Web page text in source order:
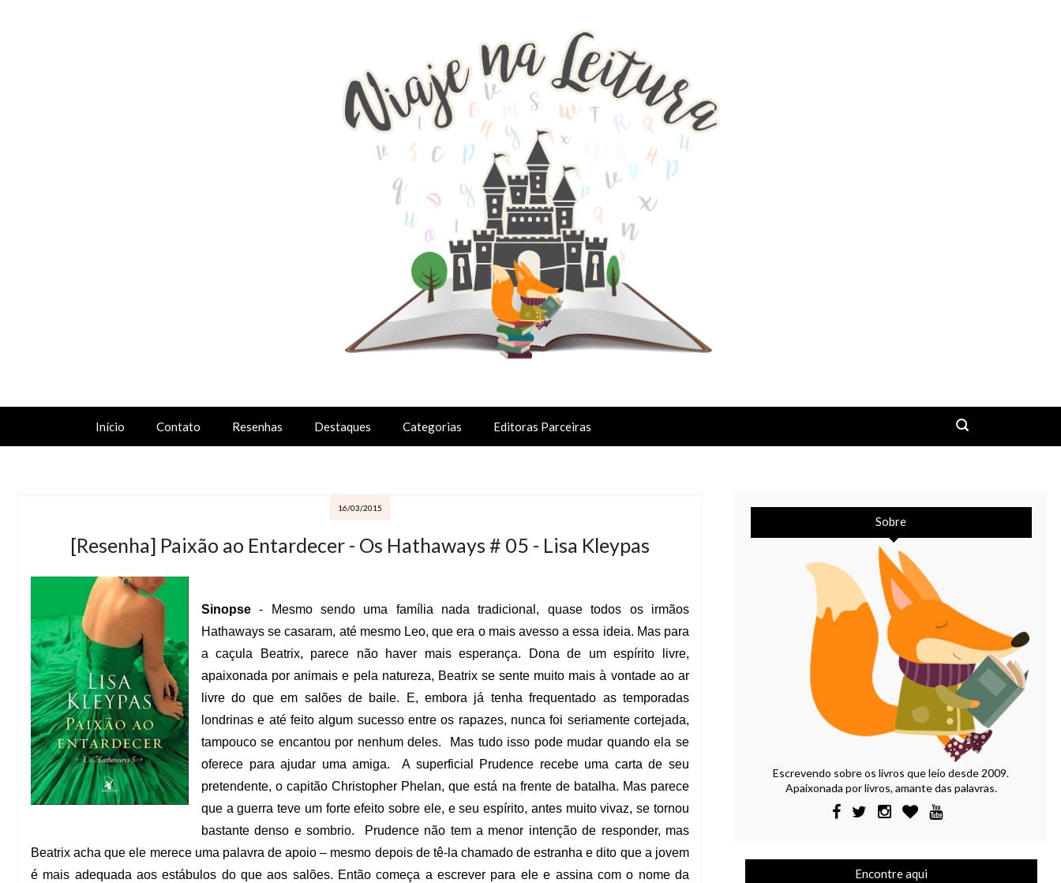
Início Contato Resenhas Destaques Categorias Editoras Parceiras
16/03/2015
[Resenha] Paixão ao Entardecer - Os Hathaways # 05 - Lisa Kleypas
Sinopse - Mesmo sendo uma família nada tradicional, quase todos os irmãos
Hathaways se casaram, até mesmo Leo, que era o mais avesso a essa ideia. Mas para
a caçula Beatrix, parece não haver mais esperança. Dona de um espírito livre,
apaixonada por animais e pela natureza, Beatrix se sente muito mais à vontade ao ar
livre do que em salões de baile. E, embora já tenha frequentado as temporadas
londrinas e até feito algum sucesso entre os rapazes, nunca foi seriamente cortejada,
tampouco se encantou por nenhum deles. Mas tudo isso pode mudar quando ela se
oferece para ajudar uma amiga. A superficial Prudence recebe uma carta de seu
pretendente, o capitão Christopher Phelan, que está na frente de batalha. Mas parece
que a guerra teve um forte efeito sobre ele, e seu espírito, antes muito vivaz, se tornou
bastante denso e sombrio. Prudence não tem a menor intenção de responder, mas
Beatrix acha que ele merece uma palavra de apoio – mesmo depois de tê-la chamado de estranha e dito que a jovem
é mais adequada aos estábulos do que aos salões. Então começa a escrever para ele e assina com o nome da
Sobre
Escrevendo sobre os livros que leio desde 2009.
Apaixonada por livros, amante das palavras.
Encontre aqui